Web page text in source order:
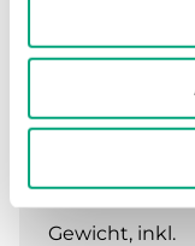
Gewicht, inkl.